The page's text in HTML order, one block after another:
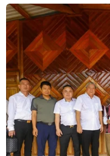
Bà Nguyễn Thị Thu
(Ảnh:
Vào thời điểm Tết
đa số người Việt ở